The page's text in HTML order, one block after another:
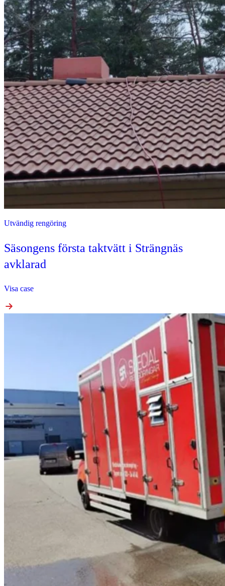
Utvändig rengöring
Säsongens första taktvätt i Strängnäs
avklarad
Visa case